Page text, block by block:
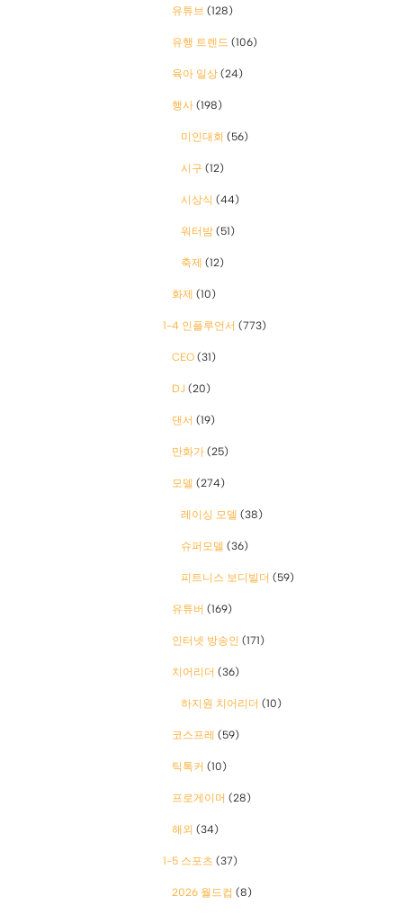
유튜브 (128)
유행 트렌드 (106)
육아 일상 (24)
행사 (198)
미인대회 (56)
시구 (12)
시상식 (44)
워터밤 (51)
축제 (12)
화제 (10)
1-4 인플루언서 (773)
CEO (31)
DJ (20)
댄서 (19)
만화가 (25)
모델 (274)
레이싱 모델 (38)
슈퍼모델 (36)
피트니스 보디빌더 (59)
유튜버 (169)
인터넷 방송인 (171)
치어리더 (36)
하지원 치어리더 (10)
코스프레 (59)
틱톡커 (10)
프로게이머 (28)
해외 (34)
1-5 스포츠 (37)
2026 월드컵 (8)